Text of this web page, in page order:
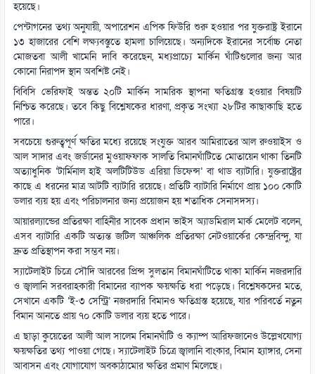
হয়েছে।
পেন্টাগনের তথ্য অনুযায়ী, অপারেশন এপিক ফিউরি শুরু হওয়ার পর যুক্তরাষ্ট্র ইরানে
১৩ হাজারের বেশি লক্ষ্যবস্তুতে হামলা চালিয়েছে। অন্যদিকে ইরানের সর্বোচ্চ নেতা
মোজতবা আলী খামেনি দাবি করেছেন, মধ্যপ্রাচ্যে মার্কিন ঘাঁটিগুলোর জন্য আর
কোনো নিরাপদ স্থান অবশিষ্ট নেই।
বিবিসি ভেরিফাই অন্তত ২০টি মার্কিন সামরিক স্থাপনা ক্ষতিগ্রস্ত হওয়ার বিষয়টি
নিশ্চিত করেছে। তবে কিছু বিশ্লেষকের ধারণা, প্রকৃত সংখ্যা ২৮টির কাছাকাছি হতে
পারে।
সবচেয়ে গুরুত্বপূর্ণ ক্ষতির মধ্যে রয়েছে সংযুক্ত আরব আমিরাতের আল রুওয়াইস ও
আল সাদার এবং জর্ডানের মুওয়াফফাক সালতি বিমানঘাঁটিতে মোতায়েন থাকা তিনটি
অত্যাধুনিক ‘টার্মিনাল হাই অলটিটিউড এরিয়া ডিফেন্স’ বা থাড ব্যাটারি। যুক্তরাষ্ট্রের
কাছে এ ধরনের মাত্র আটটি ব্যাটারি রয়েছে। প্রতিটি ব্যাটারি নির্মাণে প্রায় ১০০ কোটি
ডলার ব্যয় হয় এবং পরিচালনার জন্য প্রয়োজন হয় শতাধিক সেনাসদস্য।
আয়ারল্যান্ডের প্রতিরক্ষা বাহিনীর সাবেক প্রধান ভাইস অ্যাডমিরাল মার্ক মেলেট বলেন,
এসব ব্যাটারি একটি অত্যন্ত জটিল আঞ্চলিক প্রতিরক্ষা নেটওয়ার্কের কেন্দ্রবিন্দু, যা
দ্রুত প্রতিস্থাপন করা সম্ভব নয়।
স্যাটেলাইট চিত্রে সৌদি আরবের প্রিন্স সুলতান বিমানঘাঁটিতে থাকা মার্কিন নজরদারি
ও জ্বালানি সরবরাহকারী বিমানের ব্যাপক ক্ষয়ক্ষতি ধরা পড়েছে। বিশ্লেষকদের মতে,
সেখানে একটি ‘ই-৩ সেন্ট্রি’ নজরদারি বিমানও ক্ষতিগ্রস্ত হয়েছে, যার পরিবর্তে নতুন
বিমান আনতে প্রায় ৭০ কোটি ডলার ব্যয় হতে পারে।
এ ছাড়া কুয়েতের আলী আল সালেম বিমানঘাঁটি ও ক্যাম্প আরিফজানেও উল্লেখযোগ্য
ক্ষয়ক্ষতির তথ্য পাওয়া গেছে। স্যাটেলাইট চিত্রে জ্বালানি বাংকার, বিমান হ্যাঙ্গার, সেনা
আবাসন এবং যোগাযোগ অবকাঠামোর ক্ষতির প্রমাণ মিলেছে।